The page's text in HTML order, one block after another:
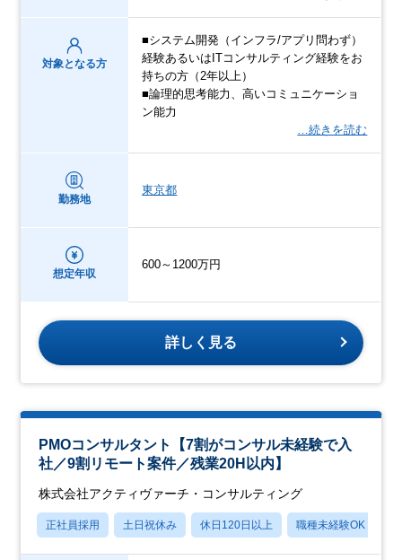
対象となる方
■システム開発（インフラ/アプリ問わず）
経験あるいはITコンサルティング経験をお
持ちの方（2年以上）
■論理的思考能力、高いコミュニケーショ
ン能力
…続きを読む
勤務地
東京都
想定年収
600～1200万円
詳しく見る
PMOコンサルタント【7割がコンサル未経験で入
社／9割リモート案件／残業20H以内】
株式会社アクティヴァーチ・コンサルティング
正社員採用 土日祝休み 休日120日以上 職種未経験OK